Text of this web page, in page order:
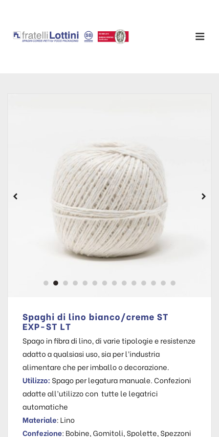
Spaghi di lino bianco/creme ST
EXP-ST LT
Spago in fibra di lino, di varie tipologie e resistenze
adatto a qualsiasi uso, sia per l’industria
alimentare che per imballo o decorazione.
Utilizzo: Spago per legatura manuale. Confezioni
adatte all’utilizzo con tutte le legatrici
automatiche
Materiale: Lino
Confezione: Bobine, Gomitoli, Spolette, Spezzoni